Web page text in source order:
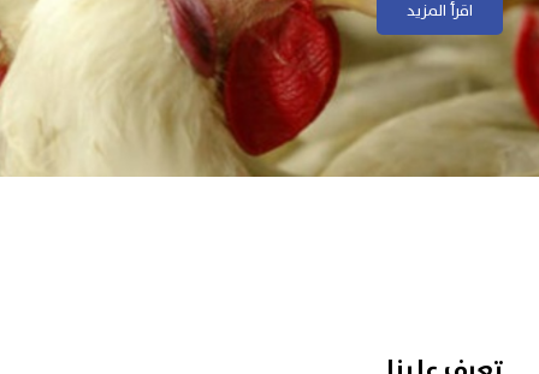
اقرأ المزيداقرأ المزيد